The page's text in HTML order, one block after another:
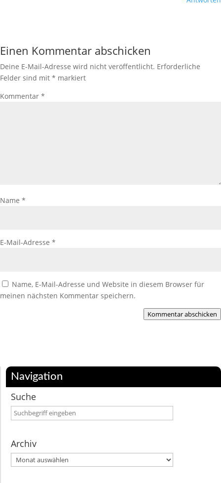
Einen Kommentar abschicken
Deine E-Mail-Adresse wird nicht veröffentlicht. Erforderliche
Felder sind mit * markiert
Kommentar *
Name *
E-Mail-Adresse *
Name, E-Mail-Adresse und Website in diesem Browser für
meinen nächsten Kommentar speichern.
Kommentar abschicken
Navigation
Suche
Archiv
Archiv